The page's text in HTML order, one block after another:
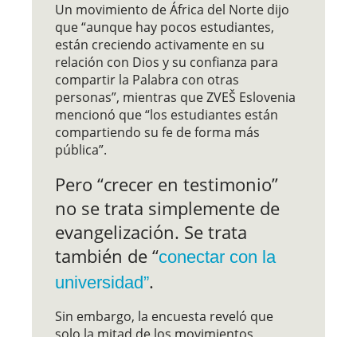
Un movimiento de África del Norte dijo
que “aunque hay pocos estudiantes,
están creciendo activamente en su
relación con Dios y su confianza para
compartir la Palabra con otras
personas”, mientras que ZVEŠ Eslovenia
mencionó que “los estudiantes están
compartiendo su fe de forma más
pública”.
Pero “crecer en testimonio”
no se trata simplemente de
evangelización. Se trata
también de “conectar con la
universidad”.
Sin embargo, la encuesta reveló que